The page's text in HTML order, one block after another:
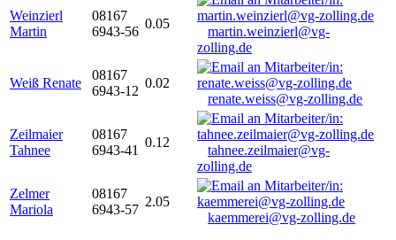
Weinzierl
Martin
08167
6943-56
0.05
martin.weinzierl@vg-
zolling.de
Weiß Renate
08167
6943-12
0.02
renate.weiss@vg-zolling.de
Zeilmaier
Tahnee
08167
6943-41
0.12
tahnee.zeilmaier@vg-
zolling.de
Zelmer
Mariola
08167
6943-57
2.05
kaemmerei@vg-zolling.de